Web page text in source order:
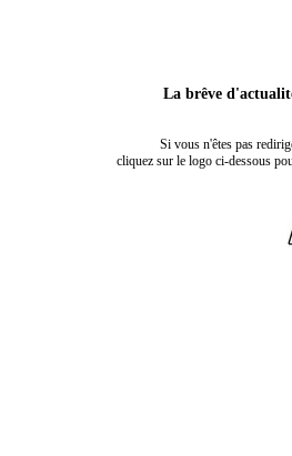
La brêve
Si vous n'êtes pas
cliquez sur le logo ci-dessous